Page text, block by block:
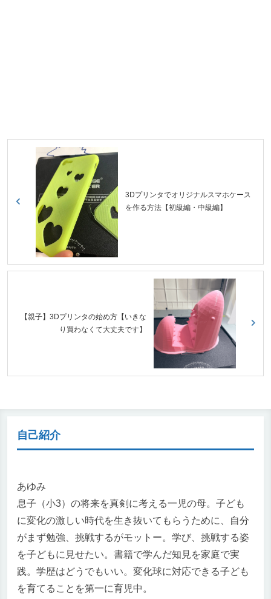
3Dプリンタでオリジナルスマホケース
を作る方法【初級編・中級編】
【親子】3Dプリンタの始め方【いきな
り買わなくて大丈夫です】
自己紹介
あゆみ
息子（小3）の将来を真剣に考える一児の母。子ども
に変化の激しい時代を生き抜いてもらうために、自分
がまず勉強、挑戦するがモットー。学び、挑戦する姿
を子どもに見せたい。書籍で学んだ知見を家庭で実
践。学歴はどうでもいい。変化球に対応できる子ども
を育てることを第一に育児中。